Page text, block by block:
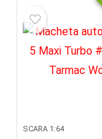
SCARA 1:64